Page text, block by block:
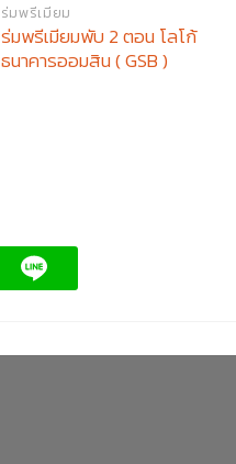
ร่มพรีเมียม
ร่มพรีเมียมพับ 2 ตอน โลโก้
ธนาคารออมสิน ( GSB )